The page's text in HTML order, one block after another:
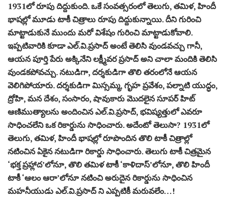
1931లో రూపు దిద్దుకుంది. ఒకే సంవత్సరంలో తెలుగు, తమిళ, హిందీ
భాషల్లో మూడు టాకీ చిత్రాలు రూపు దిద్దుకున్నాయి. దీని గురించి
మాట్టాడుకునే ముందు మరో విశేషం గురించి మాట్టాడుకోవాలి.
ఇప్పటివారికి కూడా ఎల్.వి.ప్రసాద్ అంటే తెలిసి వుండవచ్చు గానీ,
ఆయన పూర్తి పేరు అక్కినేని లక్ష్మీవర ప్రసాద్ అని చాలా మందికి తెలిసి
వుండకపోవచ్చు. నటుడిగా, దర్శకుడిగా తొలి తరంలోనే ఆయన
వెలిగిపోయారు. దర్శకుడిగా మిస్సమ్మ, గృహ ప్రవేశం, పల్నాటి యుద్ధం,
ద్రోహి, మన దేశం, సంసారం, షావుకారు మొదలైన సూపర్ హిట్
ఆణిముత్యాలను అందించిన ఎల్.వి.ప్రసాద్, భవిష్యత్తులో ఎవరూ
సాధించలేని ఒక రికార్డును సాధించారు. అదేంటో తెలుసా? 1931లో
తెలుగు, తమిళ, హిందీ భాషల్లో రూపొందిన తొలి టాకీ చిత్రాల్లో
నటించిన ఏకైన నటుడిగా రికార్డు సాధించారు. తెలుగు టాకీ చిత్రమైన
‘భక్త ప్రహ్లాద’లోనూ, తొలి తమిళ టాకీ ‘కాళిదాస్’లోనూ, తొలి హిందీ
టాకీ ‘ఆలం ఆరా’లోనూ నటించి అరుదైన రికార్డును సాధించిన
మహనీయుడు ఎల్.వి.ప్రసాద్ ని ఎప్పటికీ మరువలేం…!